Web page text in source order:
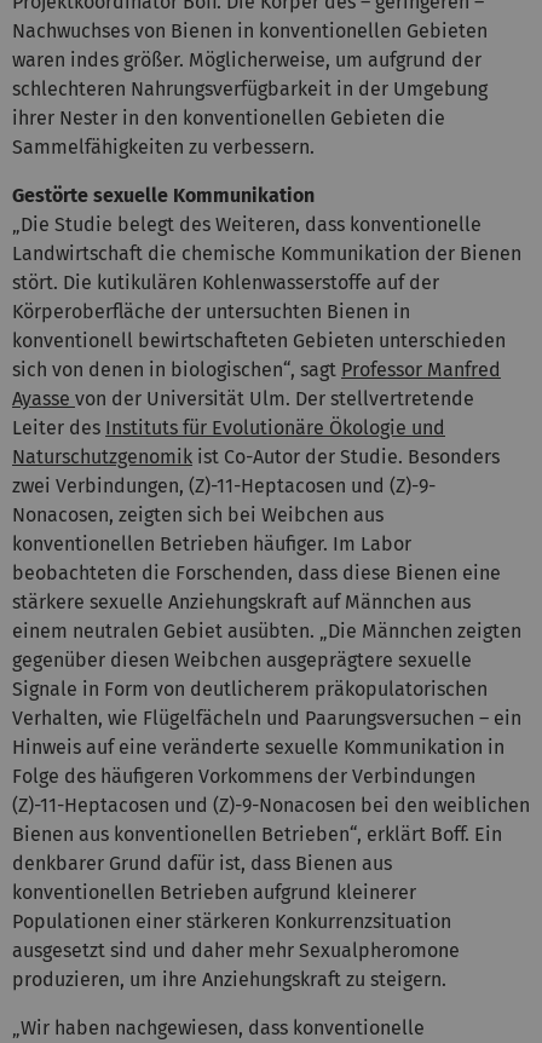
Nachwuchses von Bienen in konventionellen Gebieten
waren indes größer. Möglicherweise, um aufgrund der
schlechteren Nahrungsverfügbarkeit in der Umgebung
ihrer Nester in den konventionellen Gebieten die
Sammelfähigkeiten zu verbessern.
Gestörte sexuelle Kommunikation
„Die Studie belegt des Weiteren, dass konventionelle
Landwirtschaft die chemische Kommunikation der Bienen
stört. Die kutikulären Kohlenwasserstoffe auf der
Körperoberfläche der untersuchten Bienen in
konventionell bewirtschafteten Gebieten unterschieden
sich von denen in biologischen“, sagt Professor Manfred
Ayasse von der Universität Ulm. Der stellvertretende
Leiter des Instituts für Evolutionäre Ökologie und
Naturschutzgenomik ist Co-Autor der Studie. Besonders
zwei Verbindungen, (Z)-11-Heptacosen und (Z)-9-
Nonacosen, zeigten sich bei Weibchen aus
konventionellen Betrieben häufiger. Im Labor
beobachteten die Forschenden, dass diese Bienen eine
stärkere sexuelle Anziehungskraft auf Männchen aus
einem neutralen Gebiet ausübten. „Die Männchen zeigten
gegenüber diesen Weibchen ausgeprägtere sexuelle
Signale in Form von deutlicherem präkopulatorischen
Verhalten, wie Flügelfächeln und Paarungsversuchen – ein
Hinweis auf eine veränderte sexuelle Kommunikation in
Folge des häufigeren Vorkommens der Verbindungen
(Z)-11-Heptacosen und (Z)-9-Nonacosen bei den weiblichen
Bienen aus konventionellen Betrieben“, erklärt Boff. Ein
denkbarer Grund dafür ist, dass Bienen aus
konventionellen Betrieben aufgrund kleinerer
Populationen einer stärkeren Konkurrenzsituation
ausgesetzt sind und daher mehr Sexualpheromone
produzieren, um ihre Anziehungskraft zu steigern.
„Wir haben nachgewiesen, dass konventionelle